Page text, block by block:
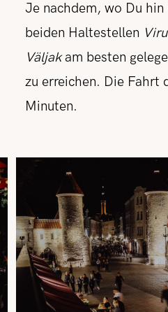
Je nachdem, wo Du
beiden Haltestellen Viru
Väljakam besten
zu erreichen. Die Fahrt
Minuten.